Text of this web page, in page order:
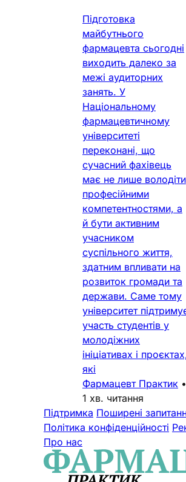
Підготовка
майбутнього
фармацевта сьогодні
виходить далеко за
межі аудиторних
занять. У
Національному
фармацевтичному
університеті
переконані, що
сучасний фахівець
має не лише володіти
професійними
компетентностями, а
й бути активним
учасником
суспільного життя,
здатним впливати на
розвиток громади та
держави. Саме тому
університет
участь студентів у
молодіжних
ініціативах і
які
Фармацевт Практик •
1 хв. читання
Підтримка Поширені
Політика конфіденційності
Про нас